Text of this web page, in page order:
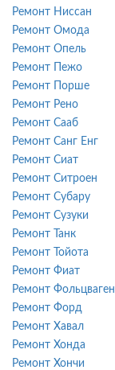
Ремонт Ниссан
Ремонт Омода
Ремонт Опель
Ремонт Пежо
Ремонт Порше
Ремонт Рено
Ремонт Сааб
Ремонт Санг Енг
Ремонт Сиат
Ремонт Ситроен
Ремонт Субару
Ремонт Сузуки
Ремонт Танк
Ремонт Тойота
Ремонт Фиат
Ремонт Фольцваген
Ремонт Форд
Ремонт Хавал
Ремонт Хонда
Ремонт Хончи